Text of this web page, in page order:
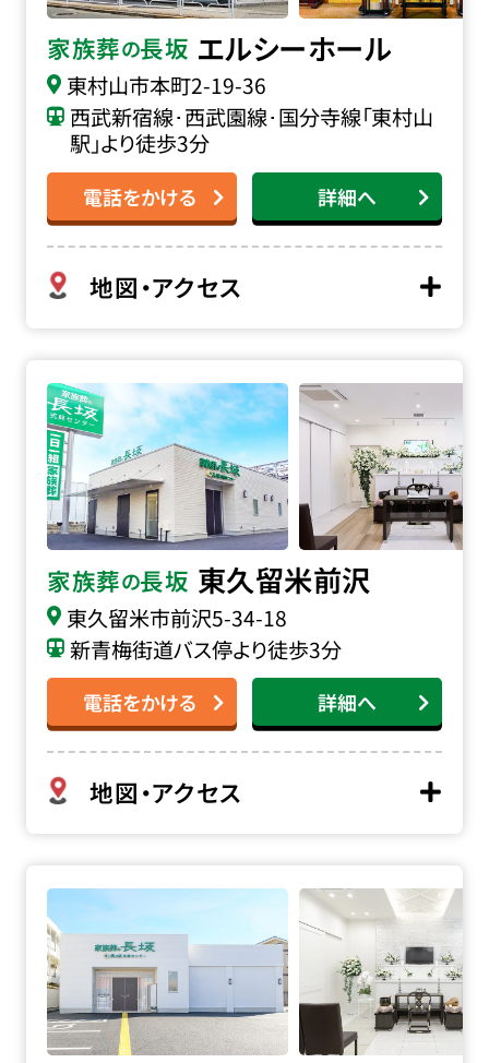
家族葬の長坂 エルシーホール
東村山市本町2-19-36
西武新宿線･西武園線･国分寺線「東村山
駅」より徒歩3分
電話をかける 詳細へ
地図・アクセス
家族葬の長坂 東久留米前沢
東久留米市前沢5-34-18
新青梅街道バス停より徒歩3分
電話をかける 詳細へ
地図・アクセス
家族葬の長坂 新座野火止の詳細へ